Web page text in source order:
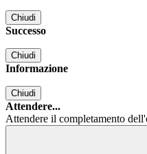
Chiudi
Successo
Chiudi
Informazione
Chiudi
Attendere...
Attendere il completamento